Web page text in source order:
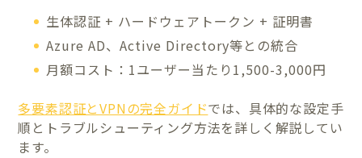
生体認証 + ハードウェアトークン + 証明書
Azure AD、Active Directory等との統合
月額コスト：1ユーザー当たり1,500-3,000円
多要素認証とVPNの完全ガイドでは、具体的な設定手
順とトラブルシューティング方法を詳しく解説してい
ます。